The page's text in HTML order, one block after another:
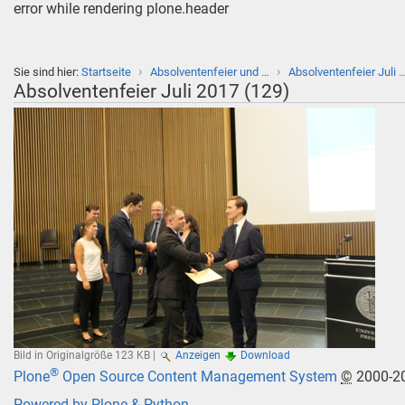
error while rendering plone.header
Sie sind hier: Startseite › Absolventenfeier und … › Absolventenfeier Juli …
Absolventenfeier Juli 2017 (129)
Bild in Originalgröße 123 KB Anzeigen Download
Plone® Open Source Content Management System © 2000-